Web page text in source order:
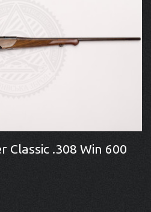
Classic .308 Win 600